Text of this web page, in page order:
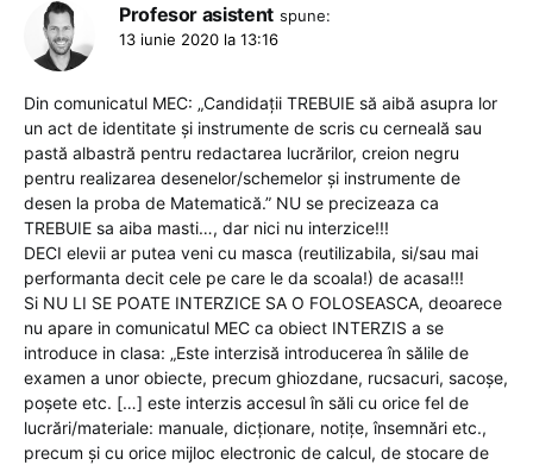
Profesor asistent spune:
13 iunie 2020 la 13:16
Din comunicatul MEC: „Candidații TREBUIE să aibă asupra lor
un act de identitate și instrumente de scris cu cerneală sau
pastă albastră pentru redactarea lucrărilor, creion negru
pentru realizarea desenelor/schemelor și instrumente de
desen la proba de Matematică.” NU se precizeaza ca
TREBUIE sa aiba masti…, dar nici nu interzice!!!
DECI elevii ar putea veni cu masca (reutilizabila, si/sau mai
performanta decit cele pe care le da scoala!) de acasa!!!
Si NU LI SE POATE INTERZICE SA O FOLOSEASCA, deoarece
nu apare in comunicatul MEC ca obiect INTERZIS a se
introduce in clasa: „Este interzisă introducerea în sălile de
examen a unor obiecte, precum ghiozdane, rucsacuri, sacoșe,
poșete etc. […] este interzis accesul în săli cu orice fel de
lucrări/materiale: manuale, dicționare, notițe, însemnări etc.,
precum și cu orice mijloc electronic de calcul, de stocare de